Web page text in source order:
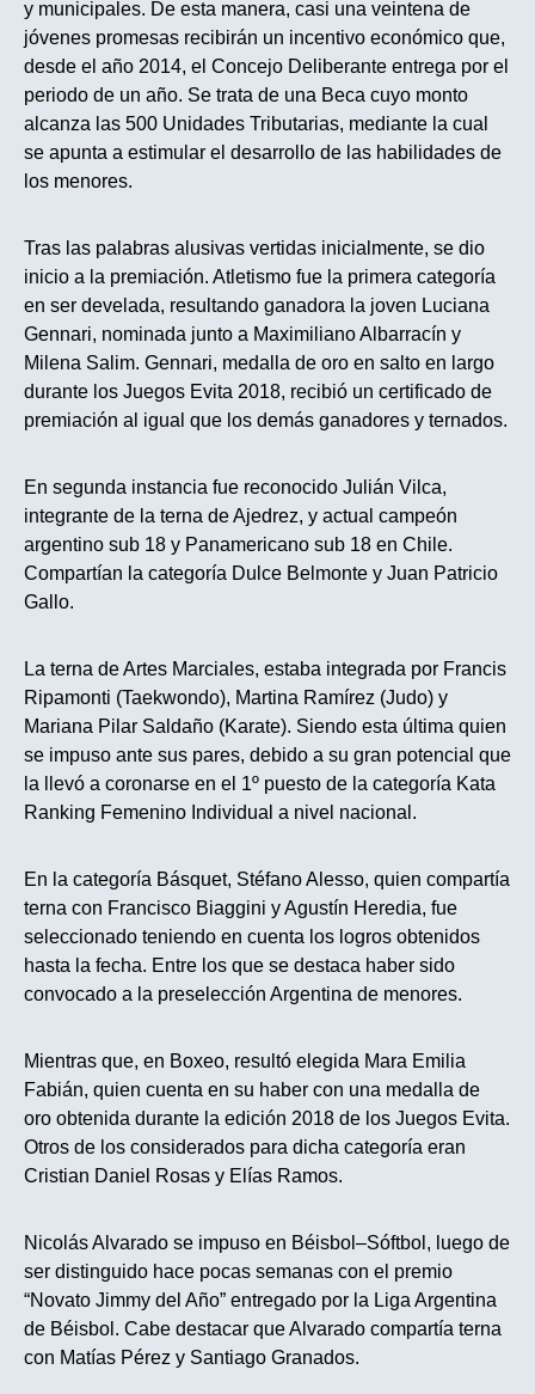
y municipales. De esta manera, casi una veintena de
jóvenes promesas recibirán un incentivo económico que,
desde el año 2014, el Concejo Deliberante entrega por el
periodo de un año. Se trata de una Beca cuyo monto
alcanza las 500 Unidades Tributarias, mediante la cual
se apunta a estimular el desarrollo de las habilidades de
los menores.
Tras las palabras alusivas vertidas inicialmente, se dio
inicio a la premiación. Atletismo fue la primera categoría
en ser develada, resultando ganadora la joven Luciana
Gennari, nominada junto a Maximiliano Albarracín y
Milena Salim. Gennari, medalla de oro en salto en largo
durante los Juegos Evita 2018, recibió un certificado de
premiación al igual que los demás ganadores y ternados.
En segunda instancia fue reconocido Julián Vilca,
integrante de la terna de Ajedrez, y actual campeón
argentino sub 18 y Panamericano sub 18 en Chile.
Compartían la categoría Dulce Belmonte y Juan Patricio
Gallo.
La terna de Artes Marciales, estaba integrada por Francis
Ripamonti (Taekwondo), Martina Ramírez (Judo) y
Mariana Pilar Saldaño (Karate). Siendo esta última quien
se impuso ante sus pares, debido a su gran potencial que
la llevó a coronarse en el 1º puesto de la categoría Kata
Ranking Femenino Individual a nivel nacional.
En la categoría Básquet, Stéfano Alesso, quien compartía
terna con Francisco Biaggini y Agustín Heredia, fue
seleccionado teniendo en cuenta los logros obtenidos
hasta la fecha. Entre los que se destaca haber sido
convocado a la preselección Argentina de menores.
Mientras que, en Boxeo, resultó elegida Mara Emilia
Fabián, quien cuenta en su haber con una medalla de
oro obtenida durante la edición 2018 de los Juegos Evita.
Otros de los considerados para dicha categoría eran
Cristian Daniel Rosas y Elías Ramos.
Nicolás Alvarado se impuso en Béisbol–Sóftbol, luego de
ser distinguido hace pocas semanas con el premio
“Novato Jimmy del Año” entregado por la Liga Argentina
de Béisbol. Cabe destacar que Alvarado compartía terna
con Matías Pérez y Santiago Granados.